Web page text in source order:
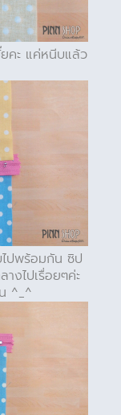
ยคะ แค่หนีบแล้ว
ปพร้อมกัน ซิป
งไปเรื่อยๆค่ะ
^_^